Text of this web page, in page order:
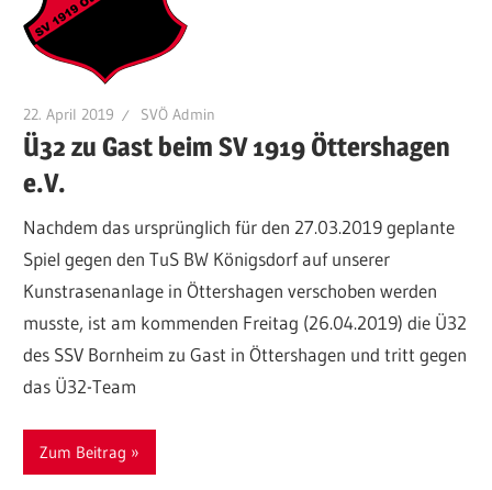
22. April 2019 SVÖ Admin
Ü32 zu Gast beim SV 1919 Öttershagen
e.V.
Nachdem das ursprünglich für den 27.03.2019 geplante
Spiel gegen den TuS BW Königsdorf auf unserer
Kunstrasenanlage in Öttershagen verschoben werden
musste, ist am kommenden Freitag (26.04.2019) die Ü32
des SSV Bornheim zu Gast in Öttershagen und tritt gegen
das Ü32-Team
Zum Beitrag